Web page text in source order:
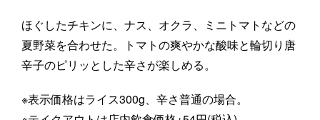
ほぐしたチキンに、ナス、オクラ、ミニトマトなどの
夏野菜を合わせた。トマトの爽やかな酸味と輪切り唐
辛子のピリッとした辛さが楽しめる。
※表示価格はライス300g、辛さ普通の場合。